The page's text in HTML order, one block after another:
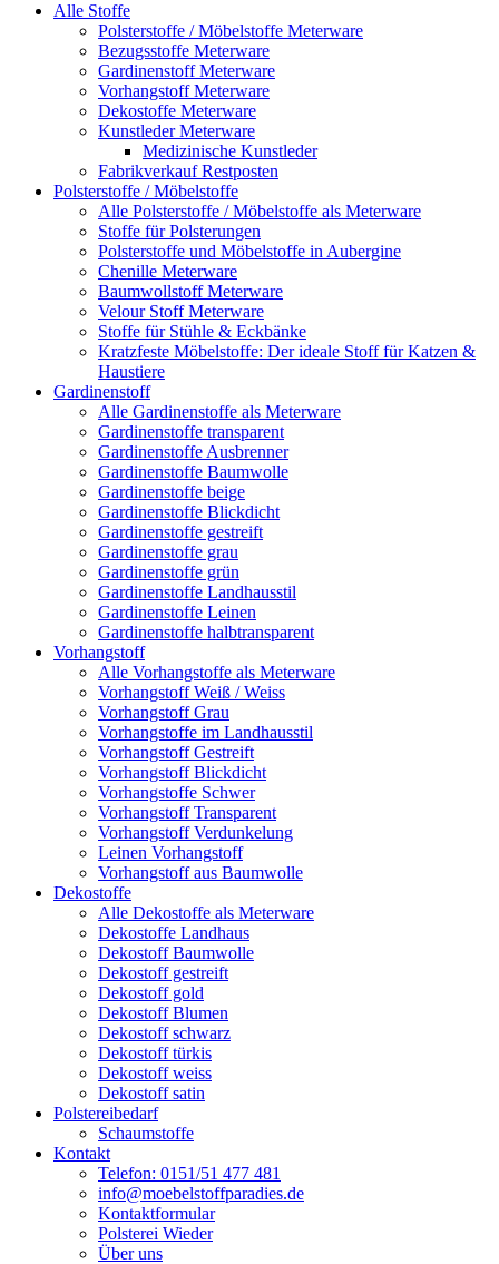
Alle Stoffe
Polsterstoffe / Möbelstoffe Meterware
Bezugsstoffe Meterware
Gardinenstoff Meterware
Vorhangstoff Meterware
Dekostoffe Meterware
Kunstleder Meterware
Medizinische Kunstleder
Fabrikverkauf Restposten
Polsterstoffe / Möbelstoffe
Alle Polsterstoffe / Möbelstoffe als Meterware
Stoffe für Polsterungen
Polsterstoffe und Möbelstoffe in Aubergine
Chenille Meterware
Baumwollstoff Meterware
Velour Stoff Meterware
Stoffe für Stühle & Eckbänke
Kratzfeste Möbelstoffe: Der ideale Stoff für Katzen &
Haustiere
Gardinenstoff
Alle Gardinenstoffe als Meterware
Gardinenstoffe transparent
Gardinenstoffe Ausbrenner
Gardinenstoffe Baumwolle
Gardinenstoffe beige
Gardinenstoffe Blickdicht
Gardinenstoffe gestreift
Gardinenstoffe grau
Gardinenstoffe grün
Gardinenstoffe Landhausstil
Gardinenstoffe Leinen
Gardinenstoffe halbtransparent
Vorhangstoff
Alle Vorhangstoffe als Meterware
Vorhangstoff Weiß / Weiss
Vorhangstoff Grau
Vorhangstoffe im Landhausstil
Vorhangstoff Gestreift
Vorhangstoff Blickdicht
Vorhangstoffe Schwer
Vorhangstoff Transparent
Vorhangstoff Verdunkelung
Leinen Vorhangstoff
Vorhangstoff aus Baumwolle
Dekostoffe
Alle Dekostoffe als Meterware
Dekostoffe Landhaus
Dekostoff Baumwolle
Dekostoff gestreift
Dekostoff gold
Dekostoff Blumen
Dekostoff schwarz
Dekostoff türkis
Dekostoff weiss
Dekostoff satin
Polstereibedarf
Schaumstoffe
Kontakt
Telefon: 0151/51 477 481
info@moebelstoffparadies.de
Kontaktformular
Polsterei Wieder
Über uns